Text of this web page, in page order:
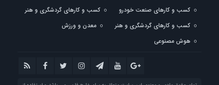
کسب و کارهای صنعت خودرو
کسب و کارهای گردشگری و هنر
کسب و کارهای گردشگری و هنر
معدن و ورزش
هوش مصنوعی